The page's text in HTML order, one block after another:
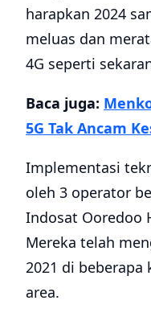
harapkan 2024
meluas dan
4G seperti
Baca juga:
5G Tak Ancam
Implementasi
oleh 3 operator
Indosat Ooredoo
Mereka telah
2021 di
area.